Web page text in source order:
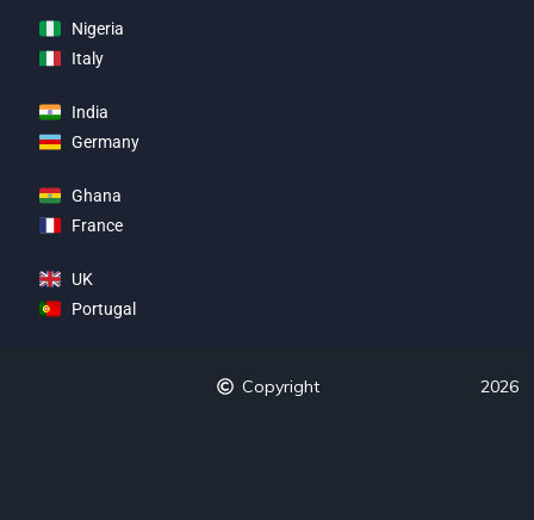
Nigeria
Italy
India
Germany
Ghana
France
UK
Portugal
Copyright 2026